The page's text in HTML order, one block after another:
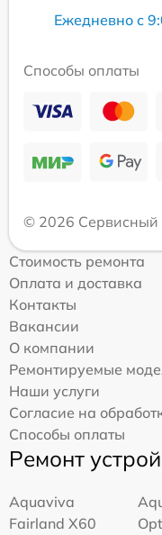
Ежедневно с
Способы оплаты
© 2026 Сервисный
Стоимость ремонта
Оплата и доставка
Контакты
Вакансии
О компании
Ремонтируемые
Наши услуги
Согласие на
Способы оплаты
Ремонт
Aquaviva
Fairland X60